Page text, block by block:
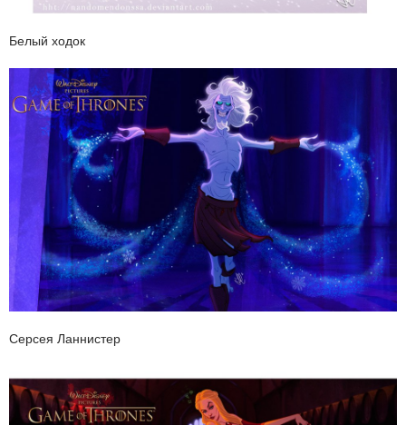
Белый ходок
Серсея Ланнистер